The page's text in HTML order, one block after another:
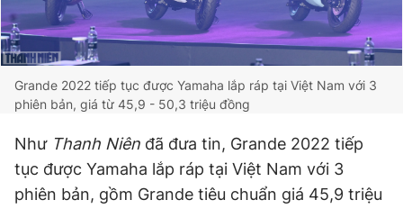
Hotline
0906 645 777
Liên hệ quảng cáo
0908 780 404
Đặt báo Quảng cáo RSS Tòa soạn Chính sách bảo
Phó tổng biên tập thường trực: Hải Thành
Phó tổng biên tập: Lâm Hiếu Dũng
Phó tổng biên tập: Trần Việt Hưng
Tổng thư ký tòa soạn: Đức Trung
Grande 2022 tiếp tục được Yamaha lắp ráp tại Việt Nam với 3
phiên bản, giá từ 45,9 - 50,3 triệu đồng
Như Thanh Niên đã đưa tin, Grande 2022 tiếp
tục được Yamaha lắp ráp tại Việt Nam với 3
phiên bản, gồm Grande tiêu chuẩn giá 45,9 triệu